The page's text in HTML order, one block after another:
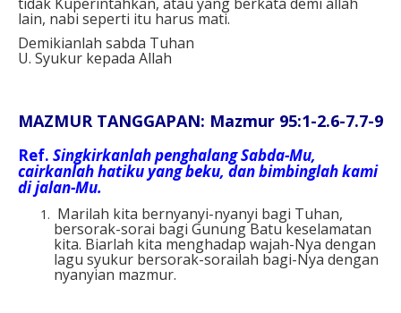
lain, nabi seperti itu harus mati.
Demikianlah sabda Tuhan
U. Syukur kepada Allah
MAZMUR TANGGAPAN: Mazmur 95:1-2.6-7.7-9
Ref. Singkirkanlah penghalang Sabda-Mu,
cairkanlah hatiku yang beku, dan bimbinglah kami
di jalan-Mu.
Marilah kita bernyanyi-nyanyi bagi Tuhan,
bersorak-sorai bagi Gunung Batu keselamatan
kita. Biarlah kita menghadap wajah-Nya dengan
lagu syukur bersorak-sorailah bagi-Nya dengan
nyanyian mazmur.